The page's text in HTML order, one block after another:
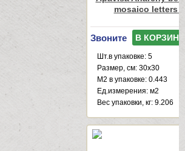
mosaico letters
Звоните В КОРЗИНУ
Шт.в упаковке: 5
Размер, см: 30x30
М2 в упаковке: 0.443
Ед.измерения: м2
Веc упаковки, кг: 9.206